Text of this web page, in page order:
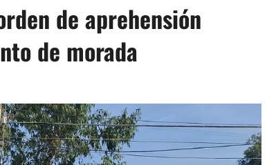
de aprehensión
de morada